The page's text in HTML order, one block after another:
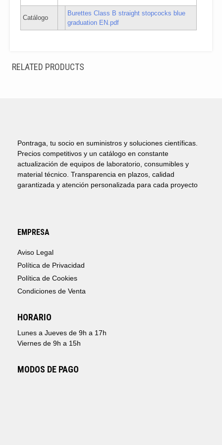
Catálogo
Burettes Class B straight stopcocks blue
graduation EN.pdf
RELATED PRODUCTS
Pontraga, tu socio en suministros y soluciones científicas.
Precios competitivos y un catálogo en constante
actualización de equipos de laboratorio, consumibles y
material técnico. Transparencia en plazos, calidad
garantizada y atención personalizada para cada proyecto
EMPRESA
Aviso Legal
Política de Privacidad
Política de Cookies
Condiciones de Venta
HORARIO
Lunes a Jueves de 9h a 17h
Viernes de 9h a 15h
MODOS DE PAGO